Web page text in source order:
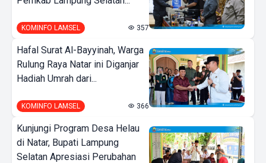
KOMINFO LAMSEL 357
Hafal Surat Al-Bayyinah, Warga
Rulung Raya Natar ini Diganjar
Hadiah Umrah dari...
KOMINFO LAMSEL 366
Kunjungi Program Desa Helau
di Natar, Bupati Lampung
Selatan Apresiasi Perubahan